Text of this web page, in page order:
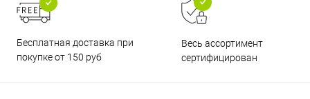
Бесплатная доставка при
покупке от 150 руб
Весь ассортимент
сертифицирован